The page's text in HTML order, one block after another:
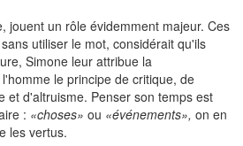
jouent un rôle évidemment majeur. Ces
utiliser le mot, considérait qu'ils
Simone leur attribue la
le principe de critique, de
et d'altruisme. Penser son temps est
: «choses» ou «événements», on en
les vertus.